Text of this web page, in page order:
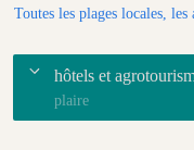
Toutes les plages locales, les
hôtels et
plaire